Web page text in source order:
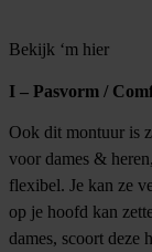
Bekijk ‘m hier
I – Pasvorm /
Ook dit montuur is
voor dames &
flexibel. Je kan ze
op je hoofd kan
dames, scoort deze